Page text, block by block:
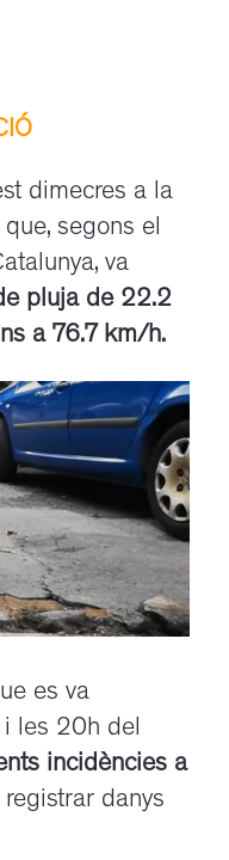
dimecres a la
segons el
va
pluja de 22.2
a 76.7 km/h.
es va
les 20h del
incidències a
danys